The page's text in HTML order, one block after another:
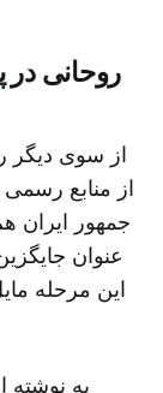
روحانی
از سوی دیگر
از منابع
جمهور
عنوان
این مرحله
به نوشته